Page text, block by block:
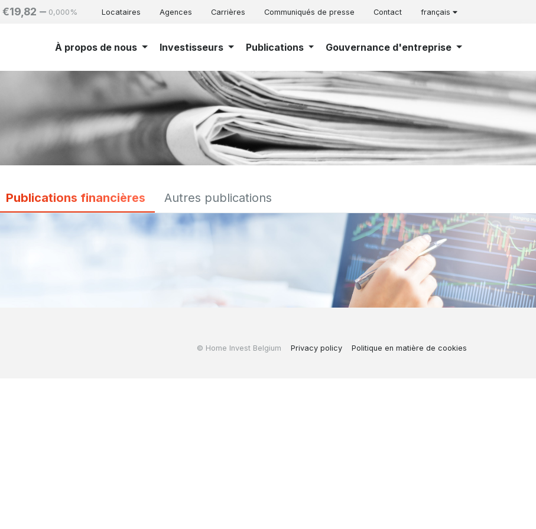
€19,82 0,000% Locataires Agences Carrières Communiqués de presse Contact français
À propos de nous Investisseurs Publications Gouvernance d'entreprise
Publications financières Autres publications
© Home Invest Belgium Privacy policy Politique en matière de cookies